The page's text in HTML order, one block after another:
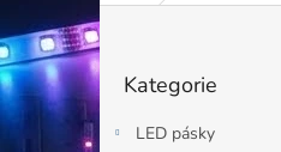
P
o
s
t
r
kategorie
Kategorie
LED pásky